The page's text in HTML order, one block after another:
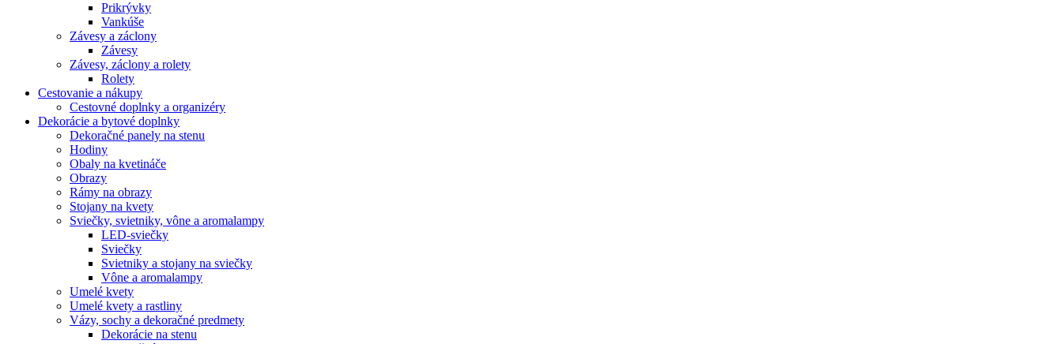
Prikrývky
Vankúše
Závesy a záclony
Závesy
Závesy, záclony a rolety
Rolety
Cestovanie a nákupy
Cestovné doplnky a organizéry
Dekorácie a bytové doplnky
Dekoračné panely na stenu
Hodiny
Obaly na kvetináče
Obrazy
Rámy na obrazy
Stojany na kvety
Sviečky, svietniky, vône a aromalampy
LED-sviečky
Sviečky
Svietniky a stojany na sviečky
Vône a aromalampy
Umelé kvety
Umelé kvety a rastliny
Vázy, sochy a dekoračné predmety
Dekorácie na stenu